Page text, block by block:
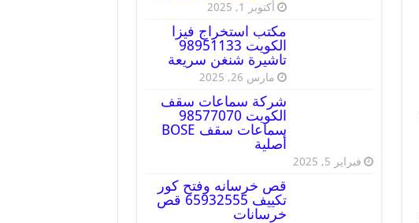
أكتوبر 1, 2025
مكتب استخراج فيزا
الكويت 98951133
تاشيرة شنغن سريعة
مارس 26, 2025
شركة سماعات سقف
الكويت 98577070
سماعات سقف BOSE
أصلية
فبراير 5, 2025
قص خرسانه وفتح كور
تكييف 65932555 قص
خرسانات